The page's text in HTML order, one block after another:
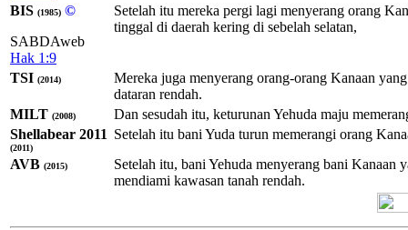
BIS (1985) ©
SABDAweb
Hak 1:9
Setelah itu mereka pergi lagi menyerang orang
tinggal di daerah kering di sebelah selatan,
TSI (2014)
Mereka juga menyerang orang-orang Kanaan
dataran rendah.
MILT (2008)
Dan sesudah itu, keturunan Yehuda maju
Shellabear 2011
(2011)
Setelah itu bani Yuda turun memerangi orang
AVB (2015)
Setelah itu, bani Yehuda menyerang bani Kanaan
mendiami kawasan tanah rendah.